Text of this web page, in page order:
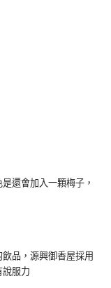
還會加入一顆梅子，
品，源興御香屋採用
服力